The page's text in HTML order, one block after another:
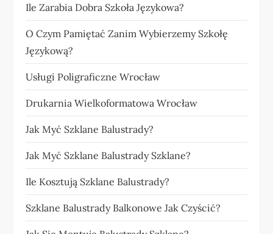
Ile Zarabia Dobra Szkoła Językowa?
O Czym Pamiętać Zanim Wybierzemy Szkołę
Językową?
Usługi Poligraficzne Wrocław
Drukarnia Wielkoformatowa Wrocław
Jak Myć Szklane Balustrady?
Jak Myć Szklane Balustrady Szklane?
Ile Kosztują Szklane Balustrady?
Szklane Balustrady Balkonowe Jak Czyścić?